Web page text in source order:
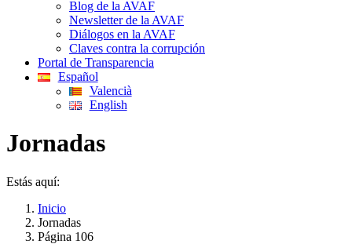
Blog de la AVAF
Newsletter de la AVAF
Diálogos en la AVAF
Claves contra la corrupción
Portal de Transparencia
Español
Valencià
English
Jornadas
Estás aquí:
Inicio
Jornadas
Página 106